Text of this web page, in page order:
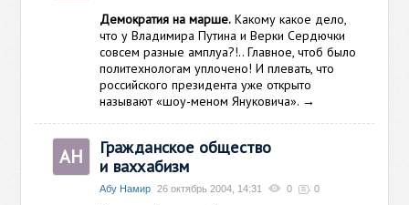
Демократия на марше. Какому какое дело,
что у Владимира Путина и Верки Сердючки
совсем разные амплуа?!.. Главное, чтоб было
политехнологам уплочено! И плевать, что
российского президента уже открыто
называют «шоу-меном Януковича». →
АН
Гражданское общество
и ваххабизм
Абу Намир 26 октябрь 2004, 14:31 0 0